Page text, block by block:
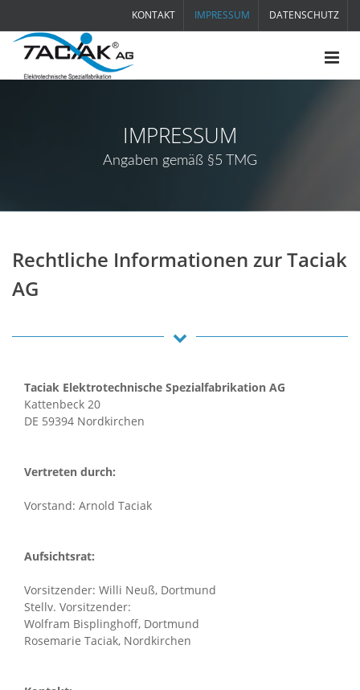
KONTAKT IMPRESSUM DATENSCHUTZ
IMPRESSUM
Angaben gemäß §5 TMG
Rechtliche Informationen zur Taciak
AG
Taciak Elektrotechnische Spezialfabrikation AG
Kattenbeck 20
DE 59394 Nordkirchen
Vertreten durch:
Vorstand: Arnold Taciak
Aufsichtsrat:
Vorsitzender: Willi Neuß, Dortmund
Stellv. Vorsitzender:
Wolfram Bisplinghoff, Dortmund
Rosemarie Taciak, Nordkirchen